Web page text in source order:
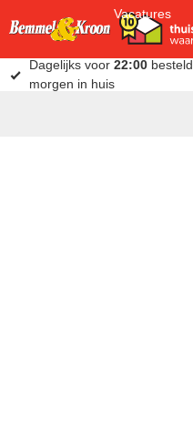
Vacatures
Dagelijks voor22:00 besteld,
morgen in huis